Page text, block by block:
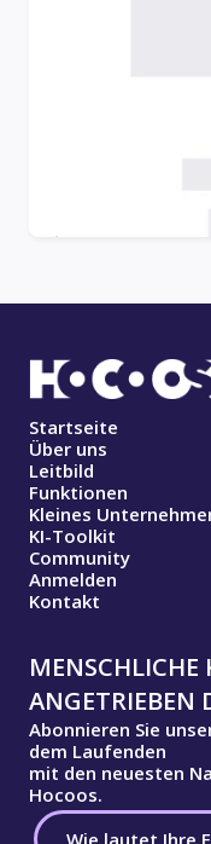
Startseite
Über uns
Leitbild
Funktionen
Kleines
KI-Toolkit
Community
Anmelden
Kontakt
MENSCHLICHE
ANGETRIEBEN
Abonnieren Sie
dem Laufenden
mit den neuesten
Hocoos.